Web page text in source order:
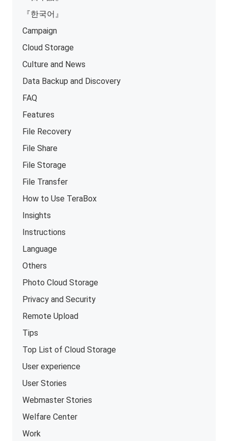
『한국어』
Campaign
Cloud Storage
Culture and News
Data Backup and Discovery
FAQ
Features
File Recovery
File Share
File Storage
File Transfer
How to Use TeraBox
Insights
Instructions
Language
Others
Photo Cloud Storage
Privacy and Security
Remote Upload
Tips
Top List of Cloud Storage
User experience
User Stories
Webmaster Stories
Welfare Center
Work